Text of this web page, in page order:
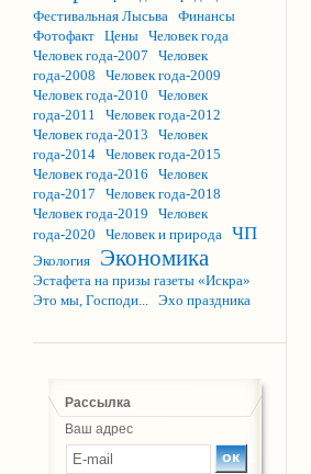
Фестивальная Лысьва Финансы
Фотофакт Цены Человек года
Человек года-2007
Человек
года-2008
Человек года-2009
Человек года-2010
Человек
года-2011
Человек года-2012
Человек года-2013
Человек
года-2014 Человек года-2015
Человек года-2016
Человек
года-2017
Человек года-2018
Человек года-2019
Человек
года-2020
Человек и природа ЧП
Экология Экономика
Эстафета на призы газеты «Искра»
Это мы, Господи... Эхо праздника
Рассылка
Ваш адрес